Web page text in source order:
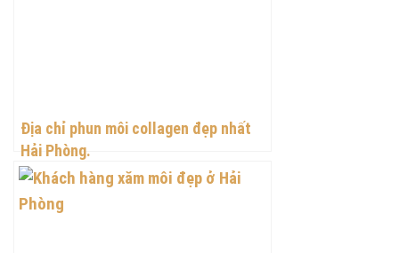
Địa chỉ phun môi collagen đẹp nhất
Hải Phòng.